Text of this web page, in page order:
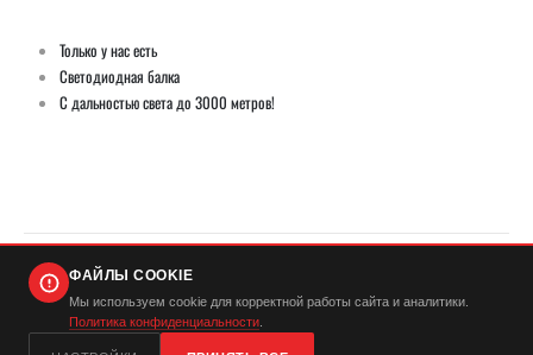
Только у нас есть
Светодиодная балка
С дальностью света до 3000 метров!
© Демич ИП (ИНН 501724446420) / Мистер Андерсон 2026. Все права защищены
...
ФАЙЛЫ COOKIE
Мы используем cookie для корректной работы сайта и аналитики.
Политика конфиденциальности